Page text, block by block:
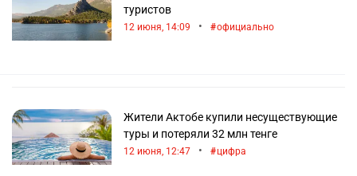
туристов
12 июня, 14:09 • официально
Жители Актобе купили несуществующие
туры и потеряли 32 млн тенге
12 июня, 12:47 • цифра